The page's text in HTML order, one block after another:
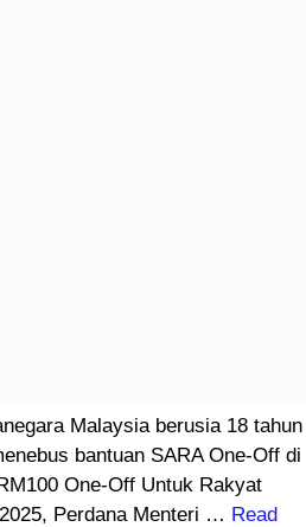
Malaysia berusia 18 tahun
bantuan SARA One-Off di
One-Off Untuk Rakyat
Perdana Menteri … Read